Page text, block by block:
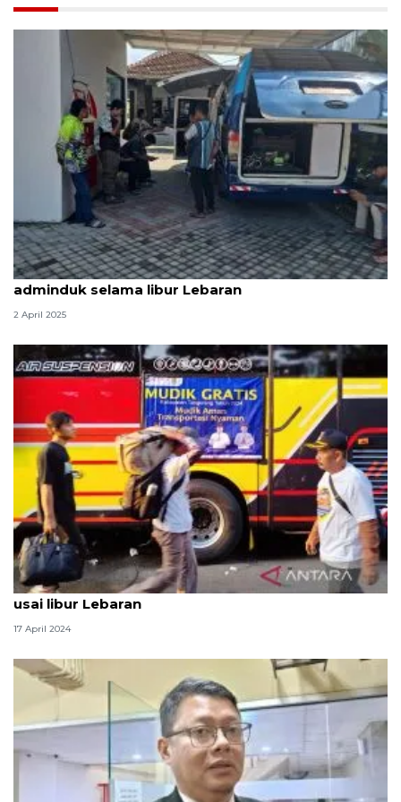
Bantu perantau, Banyuwangi buka layanan
adminduk selama libur Lebaran
2 April 2025
Pemkab Tangerang mulai data pendatang baru
usai libur Lebaran
17 April 2024